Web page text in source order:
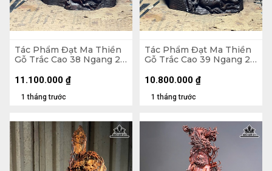
Tác Phẩm Đạt Ma Thiền
Gỗ Trắc Cao 38 Ngang 23
1 tháng trước
11.100.000 ₫
Tác Phẩm Đạt Ma Thiền
Gỗ Trắc Cao 39 Ngang 22
1 tháng trước
10.800.000 ₫